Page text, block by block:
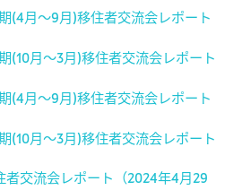
(4月～9月)移住者交流会レポート
(10月～3月)移住者交流会レポート
(4月～9月)移住者交流会レポート
(10月～3月)移住者交流会レポート
者交流会レポート（2024年4月29